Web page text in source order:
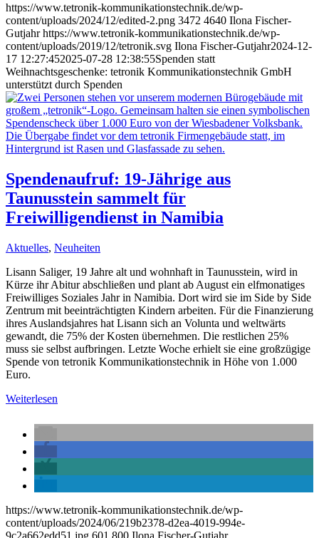
https://www.tetronik-kommunikationstechnik.de/wp-
content/uploads/2024/12/edited-2.png 3472 4640 Ilona Fischer-
Gutjahr https://www.tetronik-kommunikationstechnik.de/wp-
content/uploads/2019/12/tetronik.svg Ilona Fischer-Gutjahr2024-12-
17 12:27:452025-07-28 12:38:55Spenden statt
Weihnachtsgeschenke: tetronik Kommunikationstechnik GmbH
unterstützt durch Spenden
Spendenaufruf: 19-Jährige aus
Taunusstein sammelt für
Freiwilligendienst in Namibia
Aktuelles, Neuheiten
Lisann Saliger, 19 Jahre alt und wohnhaft in Taunusstein, wird in
Kürze ihr Abitur abschließen und plant ab August ein elfmonatiges
Freiwilliges Soziales Jahr in Namibia. Dort wird sie im Side by Side
Zentrum mit beeinträchtigten Kindern arbeiten. Für die Finanzierung
ihres Auslandsjahres hat Lisann sich an Volunta und weltwärts
gewandt, die 75% der Kosten übernehmen. Die restlichen 25%
muss sie selbst aufbringen. Letzte Woche erhielt sie eine großzügige
Spende von tetronik Kommunikationstechnik in Höhe von 1.000
Euro.
Weiterlesen
https://www.tetronik-kommunikationstechnik.de/wp-
content/uploads/2024/06/219b2378-d2ea-4019-994e-
9c2a662edd51.jpg 601 800 Ilona Fischer-Gutjahr